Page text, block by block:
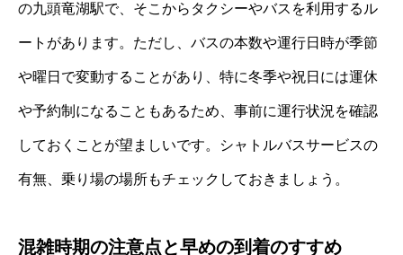
の九頭竜湖駅で、そこからタクシーやバスを利用するル
ートがあります。ただし、バスの本数や運行日時が季節
や曜日で変動することがあり、特に冬季や祝日には運休
や予約制になることもあるため、事前に運行状況を確認
しておくことが望ましいです。シャトルバスサービスの
有無、乗り場の場所もチェックしておきましょう。
混雑時期の注意点と早めの到着のすすめ